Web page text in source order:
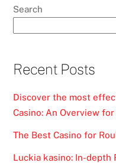
Search
Recent Posts
Discover the most
Casino: An Overview
The Best Casino for
Luckia kasino: In-depth